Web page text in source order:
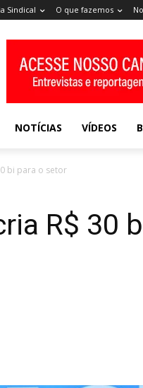
Sindical O que fazemos
NOTÍCIAS VÍDEOS
bi para o setor
R$ 30